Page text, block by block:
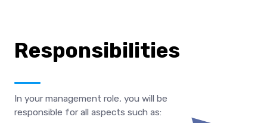
Responsibilities
In your management role, you will be
responsible for all aspects such as: